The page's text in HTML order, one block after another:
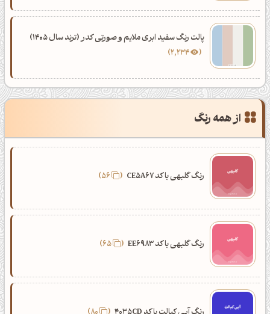
پالت رنگ سفید ابری ملایم و صورتی کدر (ترند سال 1405)
2,234
از همه رنگ
رنگ گلبهی با کد CE5A67
رنگ گلبهی با کد EE6983 65